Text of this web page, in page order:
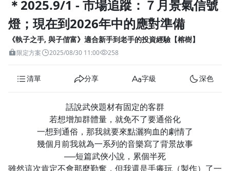
2% 點數回饋！🚀 酷暑來襲．偷偷在冷氣房升級 📈⭐️ 【冷氣房
進修 限時開跑】◾單筆滿 NT$2,500 現折 NT$300◾活動期間：
即日起 - 8/13（只有一週）-📣 酷暑季好康 \ 再加碼 /→ 點數回饋
無上限🔥購買任一課程 or 訂閱✅ 消費即享回饋 1% 點數✅ 滿
$5,000 回饋 2% 點數🎁 此為 PPA 官方帳號 Line@ 專屬活動，加
入好友👉 享有「渠道專屬活動」及「個人化推播」！
6 天前
查看全部
＊2025.9/1 - 市場追蹤：７月景氣信號
燈；現在到2026年中的應對準備
《執子之手, 與子偕富》適合新手到老手的投資經驗【榕樹】
限定方案 2025/08/30 11:00 258
清單 分享 字級 深色
話說武俠題材有固定的客群
若想增加群體量，就免不了要通俗化
一想到通俗，那我就要來點灑狗血的劇情了
幾個月前我就為一系列的音樂寫了背景故事
──短篇武俠小說，累個半死
雖然這次肯定不會那麼勤奮，但我還是手癢玩（製作）了一
1.0x
2.0x
1.75x
1.5x
1.25x
1.0x
追蹤列表
去逛逛
返回播放器
清除全部